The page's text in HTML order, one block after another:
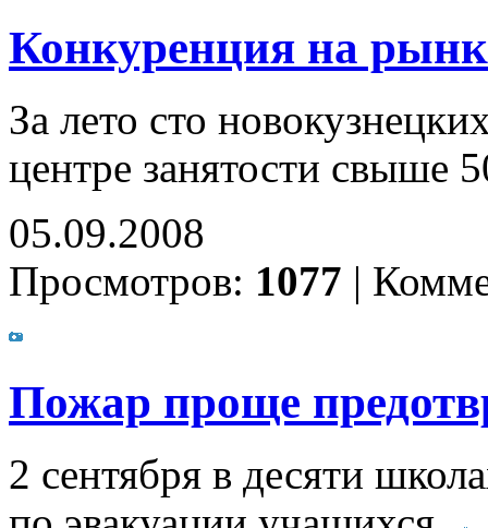
Конкуренция на
За лето сто
центре занятости свыше
05.09.2008
Просмотров: 1077 |
Пожар проще
2 сентября в десяти